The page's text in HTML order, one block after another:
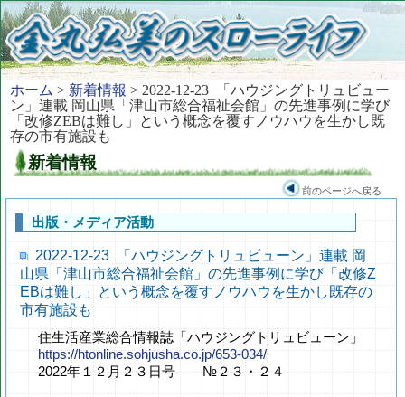
ホーム > 新着情報 > 2022-12-23 「ハウジングトリュビュー
ン」連載 岡山県「津山市総合福祉会館」の先進事例に学び
「改修ZEBは難し」という概念を覆すノウハウを生かし既
存の市有施設も
新着情報
前のページへ戻る
出版・メディア活動
2022-12-23 「ハウジングトリュビューン」連載 岡
山県「津山市総合福祉会館」の先進事例に学び「改修Z
EBは難し」という概念を覆すノウハウを生かし既存の
市有施設も
住生活産業総合情報誌「ハウジングトリュビューン」
https://htonline.sohjusha.co.jp/653-034/
2022年１２月２３日号 №２３・２４